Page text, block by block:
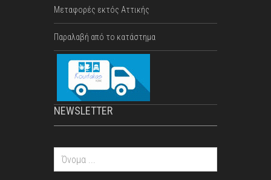
Μεταφορές εκτός Αττικής
Παραλαβή από το κατάστημα
NEWSLETTER